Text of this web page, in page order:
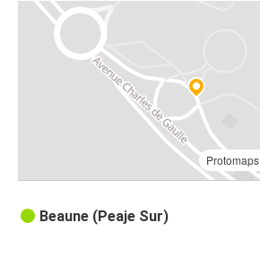
Protomaps
Beaune (Peaje Sur)